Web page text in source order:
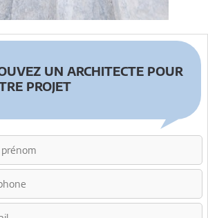
UN ARCHITECTE POUR
PROJET